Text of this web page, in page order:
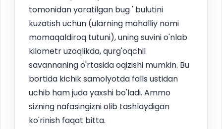
tomonidan yaratilgan bug ' bulutini
kuzatish uchun (ularning mahalliy nomi
momaqaldiroq tutuni), uning suvini o'nlab
kilometr uzoqlikda, qurg'oqchil
savannaning o'rtasida oqizishi mumkin. Bu
bortida kichik samolyotda falls ustidan
uchib ham juda yaxshi bo'ladi. Ammo
sizning nafasingizni olib tashlaydigan
ko'rinish faqat bitta.